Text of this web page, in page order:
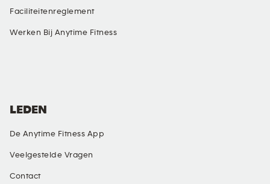
Faciliteitenreglement
Werken Bij Anytime Fitness
LEDEN
De Anytime Fitness App
Veelgestelde Vragen
Contact